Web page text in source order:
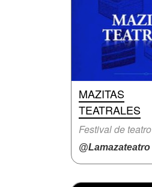
MAZITAS
TEATRALES
Festival de teatro
@Lamazateatro